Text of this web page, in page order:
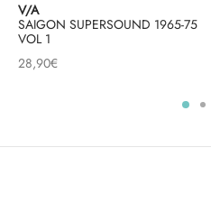
V/A
SAIGON SUPERSOUND 1965-75
VOL 1
28,90€